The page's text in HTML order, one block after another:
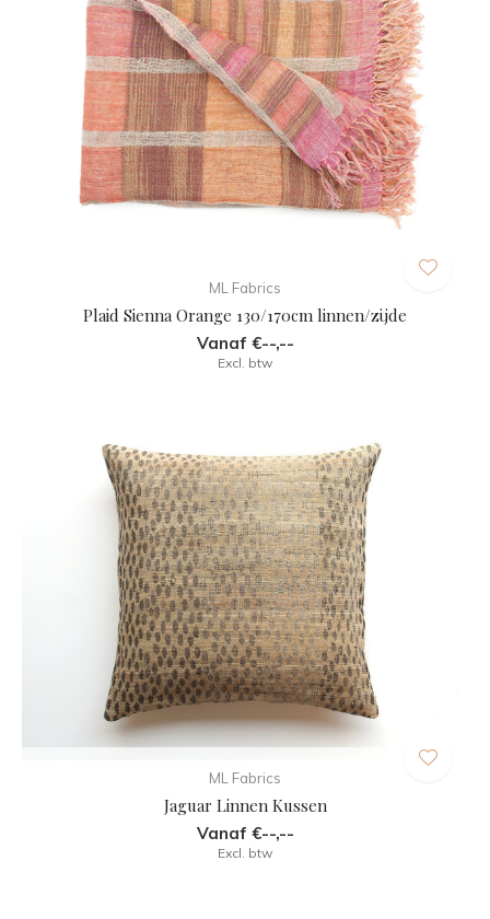
ML Fabrics
Plaid Sienna Orange 130/170cm linnen/zijde
Vanaf €--,--
Excl. btw
ML Fabrics
Jaguar Linnen Kussen
Vanaf €--,--
Excl. btw